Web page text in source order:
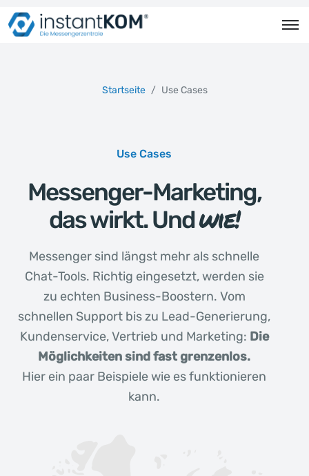
Startseite Use Cases
Use Cases
Messenger-Marketing,
das wirkt. Undwie!
Messenger sind längst mehr als schnelle
Chat-Tools. Richtig eingesetzt, werden sie
zu echten Business-Boostern. Vom
schnellen Support bis zu Lead-Generierung,
Kundenservice, Vertrieb und Marketing: Die
Möglichkeiten sind fast grenzenlos.
Hier ein paar Beispiele wie es funktionieren
kann.